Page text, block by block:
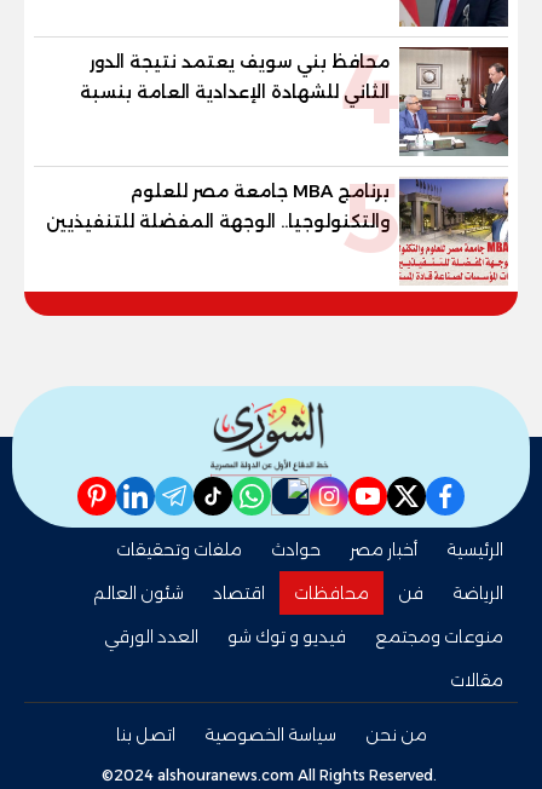
4
محافظ بني سويف يعتمد نتيجة الدور
الثاني للشهادة الإعدادية العامة بنسبة
والنور للمكفوفين
5
برنامج MBA جامعة مصر للعلوم
والتكنولوجيا.. الوجهة المفضلة للتنفيذيين
وقيادات المؤسسات لصناعة قادة
facebook
twitter
youtube
instagram
nabd
whatsapp
tiktok
telegram
linkedin
pinterest
الرئيسية أخبار مصر حوادث
ملفات وتحقيقات
الرياضة
فن محافظات اقتصاد
شئون العالم
منوعات ومجتمع
فيديو و توك شو
العدد الورقي
مقالات
من نحن سياسة الخصوصية اتصل بنا
©2024 alshouranews.com All Rights Reserved.